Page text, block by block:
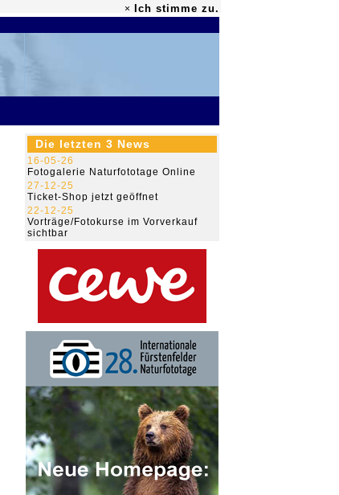
× Ich stimme zu.
Die letzten 3 News
16-05-26
Fotogalerie Naturfototage Online
27-12-25
Ticket-Shop jetzt geöffnet
22-12-25
Vorträge/Fotokurse im Vorverkauf
sichtbar